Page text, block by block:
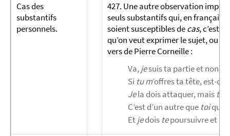
Cas des
substantifs
person­nels.
427. Une autre observation
seuls substantifs qui, en français
soient susceptibles decas, c’est-
qu’on veut exprimer le sujet, ou
vers de Pierre Corneille :
Va,jesuis ta partie et non
Si tu m’offres ta tête, est-ce
Jela dois attaquer, mais tu
C’est d’un autre que toiqu’il
Etjedois tepoursuivre et